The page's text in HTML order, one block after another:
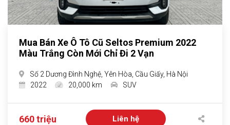
Mua Bán Xe Ô Tô Cũ Seltos Premium 2022
Màu Trắng Còn Mới Chỉ Đi 2 Vạn
Số 2 Dương Đình Nghệ, Yên Hòa, Cầu Giấy, Hà Nội
2022
20,000 km SUV
660 triệu Liên hệ